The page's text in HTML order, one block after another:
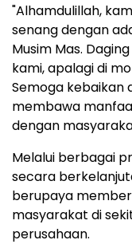
"Alhamdulillah,
senang dengan
Musim Mas.
kami, apalagi di
Semoga kebaikan
membawa
dengan
Melalui berbagai
secara
berupaya
masyarakat di
perusahaan.